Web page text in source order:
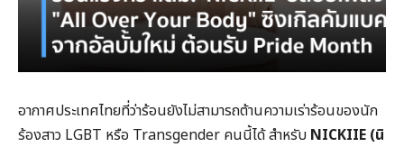
อากาศประเทศไทยที่ว่าร้อนยังไม่สามารถต้านความเร่าร้อนของนัก
ร้องสาว LGBT หรือ Transgender คนนี้ได้ สำหรับ NICKIIE (นิ